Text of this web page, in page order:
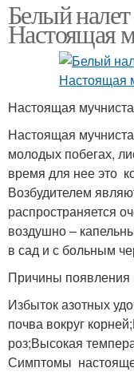
Белый
Настоящая
Настоящая
Настоящая
молодых побегах,
время для нее это
Возбудителем
распространяется
воздушно –
в сад и с больным
Причины появления
Избыток азотных
почва вокруг
роз;Высокая
Симптомы